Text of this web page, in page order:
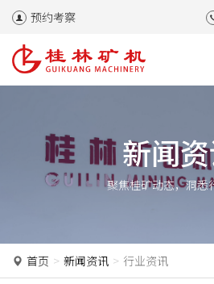
预约考察
新闻
聚焦桂矿动态，洞悉
首页 新闻资讯 行业资讯